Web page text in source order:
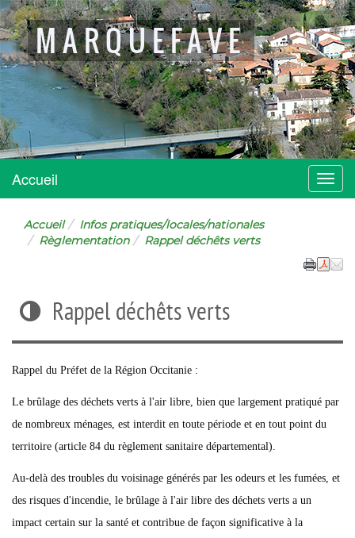
MARQUEFAVE
Menu
Accueil
Accueil
Infos pratiques/locales/nationales
Règlementation
Rappel déchêts verts
Rappel déchêts verts
Rappel du Préfet de la Région Occitanie :
Le brûlage des déchets verts à l'air libre, bien que largement pratiqué par
de nombreux ménages, est interdit en toute période et en tout point du
territoire (article 84 du règlement sanitaire départemental).
Au-delà des troubles du voisinage générés par les odeurs et les fumées, et
des risques d'incendie, le brûlage à l'air libre des déchets verts a un
impact certain sur la santé et contribue de façon significative à la